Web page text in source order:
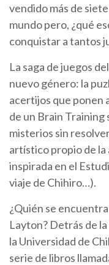
vendido más de
mundo pero, ¿qué
conquistar a tantos
La saga de juegos
nuevo género: la
acertijos que ponen
de un Brain Training
misterios sin
artístico propio de
inspirada en el
viaje de Chihiro…).
¿Quién se
Layton? Detrás de
la Universidad de
serie de libros